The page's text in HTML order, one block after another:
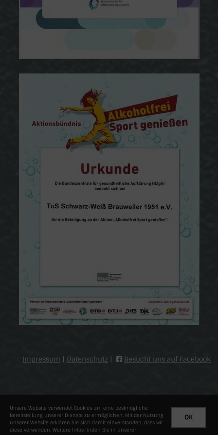
Impressum | Datenschutz | Besucht uns auf Facebook
© 2026 - TuS Brauweiler 1951 e.V.
OK
Unsere Website verwendet Cookies um eine bestmögliche
Bereitstellung unserer Dienste zu ermöglichen. Mit der Nutzung
unserer Website erklären Sie sich damit einverstanden, dass wir
diese verwenden. Weitere Infos finden Sie in unserer